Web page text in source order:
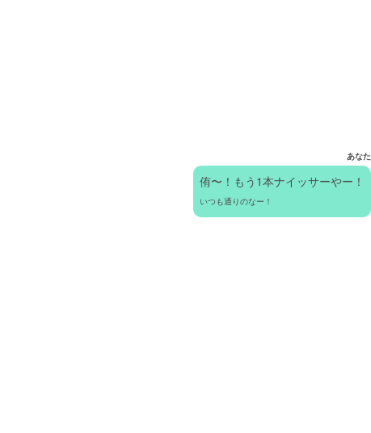
あなた
侑〜！もう1本ナイッサーやー！
いつも通りのなー！